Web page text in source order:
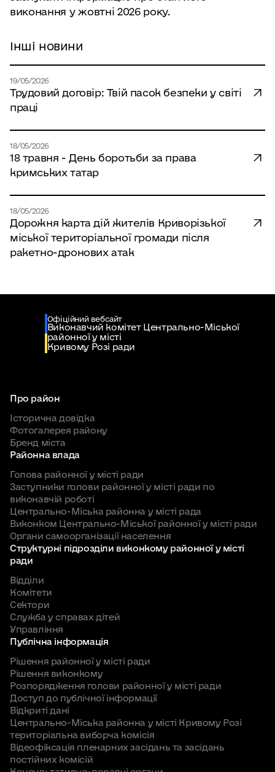
виконання у жовтні 2026 року.
Інші новини
19/05/2026
Трудовий договір: Твій пасок безпеки у світі
праці
18/05/2026
18 травня - День боротьби за права
кримських татар
18/05/2026
Дорожня карта дій жителів Криворізької
міської територіальної громади після
ракетно-дронових атак
Офіційний вебсайт
Виконавчий комітет Центрально-Міської
районної у місті
Кривому Розі ради
Про район
Історична довідка
Фотогалерея району
Бренд міста
Районна влада
Голова районної у місті ради
Заступники голови районної у місті ради по
виконавчій роботі
Центрально-Міська районна у місті рада
Виконком Центрально-Міської районної у місті ради
Органи самоорганізації населення
Структурні підрозділи виконкому районної у місті
ради
Відділи
Комітети
Сектори
Служба у справах дітей
Управління
Публічна інформація
Рішення районної у місті ради
Рішення виконкому
Розпорядження голови районної у місті ради
Доступ до публічної інформації
Відкриті дані
Центрально-Міська районна у місті Кривому Розі
територіальна виборча комісія
Відеофіксація пленарних засідань та засідань
постійних комісій